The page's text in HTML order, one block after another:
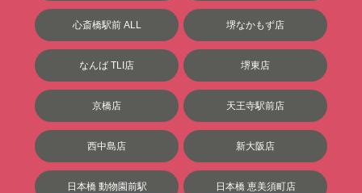
心斎橋駅前 ALL 堺なかもず店
なんば TLI店 堺東店
京橋店 天王寺駅前店
西中島店 新大阪店
日本橋 動物園前駅 日本橋 恵美須町店